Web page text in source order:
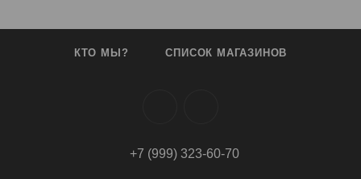
КТО МЫ? СПИСОК МАГАЗИНОВ
+7 (999) 323-60-70